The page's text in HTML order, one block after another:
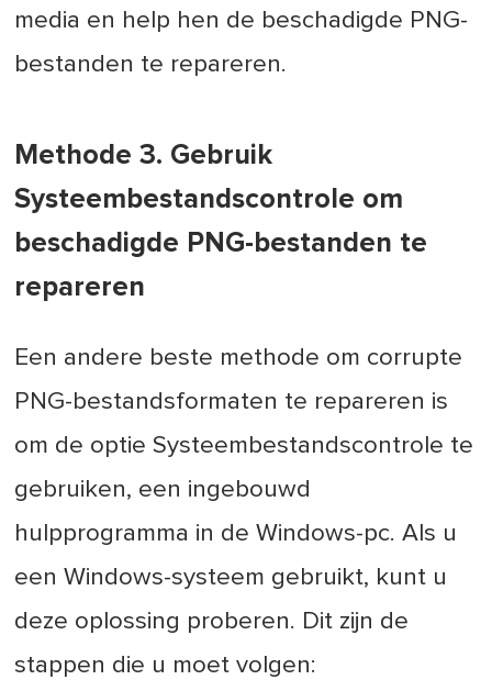
media en help hen de beschadigde PNG-
bestanden te repareren.
Methode 3. Gebruik
Systeembestandscontrole om
beschadigde PNG-bestanden te
repareren
Een andere beste methode om corrupte
PNG-bestandsformaten te repareren is
om de optie Systeembestandscontrole te
gebruiken, een ingebouwd
hulpprogramma in de Windows-pc. Als u
een Windows-systeem gebruikt, kunt u
deze oplossing proberen. Dit zijn de
stappen die u moet volgen: